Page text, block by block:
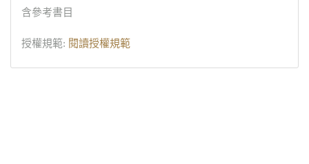
含參考書目
授權規範: 閱讀授權規範